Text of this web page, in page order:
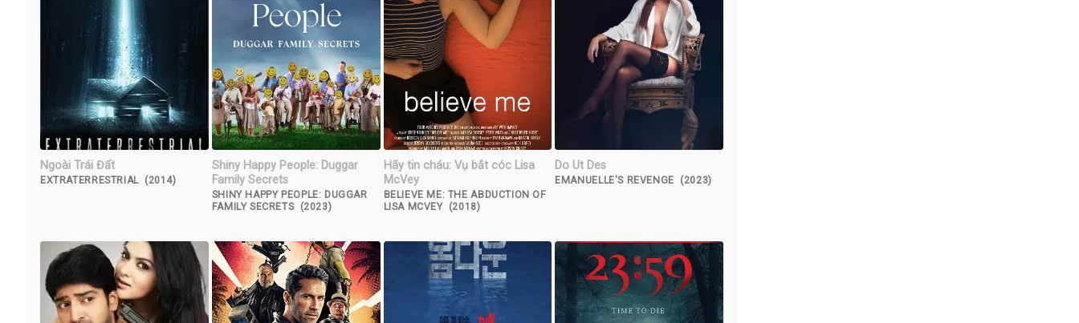
Ngoài Trái Đất
EXTRATERRESTRIAL (2014)
Shiny Happy People: Duggar
Family Secrets
SHINY HAPPY PEOPLE: DUGGAR
FAMILY SECRETS (2023)
Hãy tin cháu: Vụ bắt cóc Lisa
McVey
BELIEVE ME: THE ABDUCTION OF
LISA MCVEY (2018)
Do Ut Des
EMANUELLE'S REVENGE (2023)